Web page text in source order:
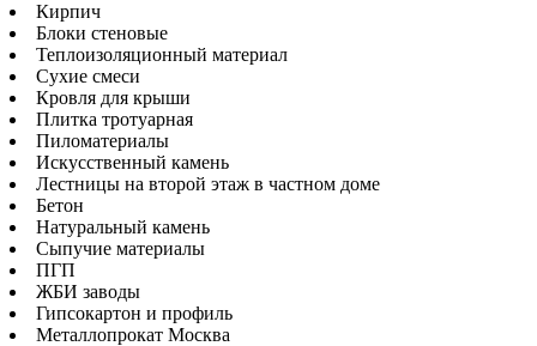
Кирпич
Блоки стеновые
Теплоизоляционный материал
Сухие смеси
Кровля для крыши
Плитка тротуарная
Пиломатериалы
Искусственный камень
Лестницы на второй этаж в частном доме
Бетон
Натуральный камень
Сыпучие материалы
ПГП
ЖБИ заводы
Гипсокартон и профиль
Металлопрокат Москва